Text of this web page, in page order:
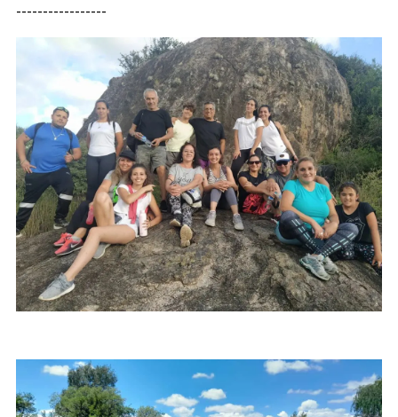
-----------------